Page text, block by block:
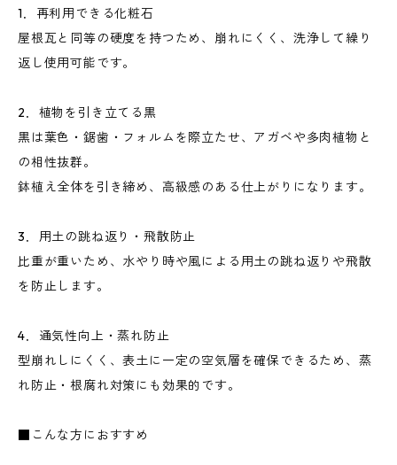
1．再利用できる化粧石
屋根瓦と同等の硬度を持つため、崩れにくく、洗浄して繰り
返し使用可能です。
2．植物を引き立てる黒
黒は葉色・鋸歯・フォルムを際立たせ、アガベや多肉植物と
の相性抜群。
鉢植え全体を引き締め、高級感のある仕上がりになります。
3．用土の跳ね返り・飛散防止
比重が重いため、水やり時や風による用土の跳ね返りや飛散
を防止します。
4．通気性向上・蒸れ防止
型崩れしにくく、表土に一定の空気層を確保できるため、蒸
れ防止・根腐れ対策にも効果的です。
■こんな方におすすめ